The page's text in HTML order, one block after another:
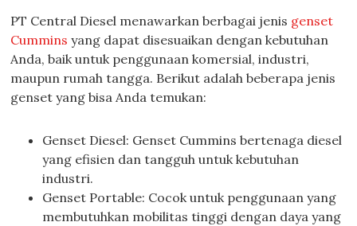
PT Central Diesel menawarkan berbagai jenis genset
Cummins yang dapat disesuaikan dengan kebutuhan
Anda, baik untuk penggunaan komersial, industri,
maupun rumah tangga. Berikut adalah beberapa jenis
genset yang bisa Anda temukan:
Genset Diesel: Genset Cummins bertenaga diesel
yang efisien dan tangguh untuk kebutuhan
industri.
Genset Portable: Cocok untuk penggunaan yang
membutuhkan mobilitas tinggi dengan daya yang